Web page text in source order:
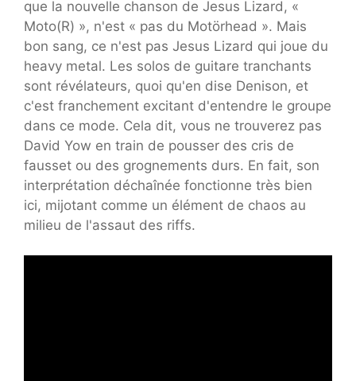
que la nouvelle chanson de Jesus Lizard, «
Moto(R) », n'est « pas du Motörhead ». Mais
bon sang, ce n'est pas Jesus Lizard qui joue du
heavy metal. Les solos de guitare tranchants
sont révélateurs, quoi qu'en dise Denison, et
c'est franchement excitant d'entendre le groupe
dans ce mode. Cela dit, vous ne trouverez pas
David Yow en train de pousser des cris de
fausset ou des grognements durs. En fait, son
interprétation déchaînée fonctionne très bien
ici, mijotant comme un élément de chaos au
milieu de l'assaut des riffs.